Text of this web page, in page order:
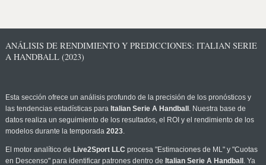
ANÁLISIS DE RENDIMIENTO Y PREDICCIONES: ITALIAN SERIE
A HANDBALL (2023)
Esta sección ofrece un análisis profundo de la precisión de los pronósticos y
las tendencias estadísticas para Italian Serie A Handball . Nuestra base de
datos realiza un seguimiento de los resultados, el ROI y el rendimiento de los
modelos durante la temporada 2023.
El motor analítico de Live2Sport LLC procesa "Estimaciones de ML" y "Cuotas
en Descenso" para identificar patrones dentro de Italian Serie A Handball . Ya